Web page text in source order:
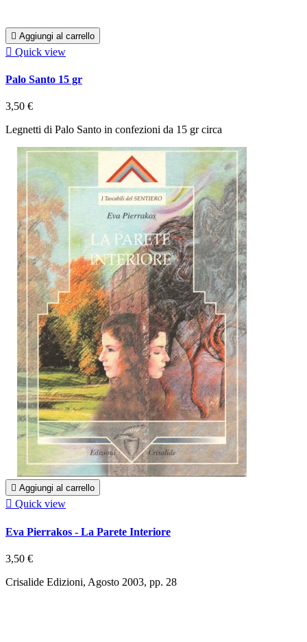
 Aggiungi al carrello
 Quick view
Palo Santo 15 gr
3,50 €
Legnetti di Palo Santo in confezioni da 15 gr circa
 Aggiungi al carrello
 Quick view
Eva Pierrakos - La Parete Interiore
3,50 €
Crisalide Edizioni, Agosto 2003, pp. 28